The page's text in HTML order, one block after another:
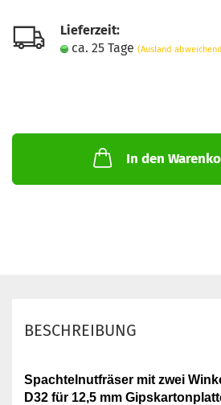
Lieferzeit:
ca. 25 Tage (Ausland
In den
BESCHREIBUNG
Spachtelnutfräser mit zwei
D32 für 12,5 mm